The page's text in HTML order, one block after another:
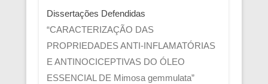
Dissertações Defendidas
“CARACTERIZAÇÃO DAS
PROPRIEDADES ANTI-INFLAMATÓRIAS
E ANTINOCICEPTIVAS DO ÓLEO
ESSENCIAL DE Mimosa gemmulata”